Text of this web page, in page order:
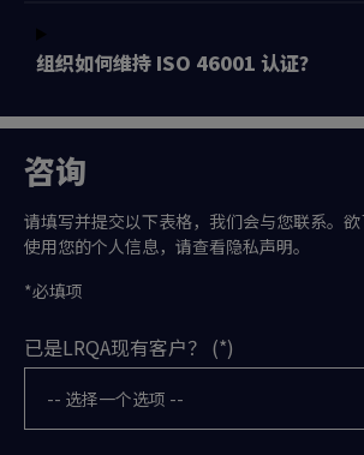
组织如何维持 ISO 46001 认证？
咨询
请填写并提交以下表格，我们会与您联系。
使用您的个人信息，请查看隐私声明。
*必填项
已是LRQA现有客户？